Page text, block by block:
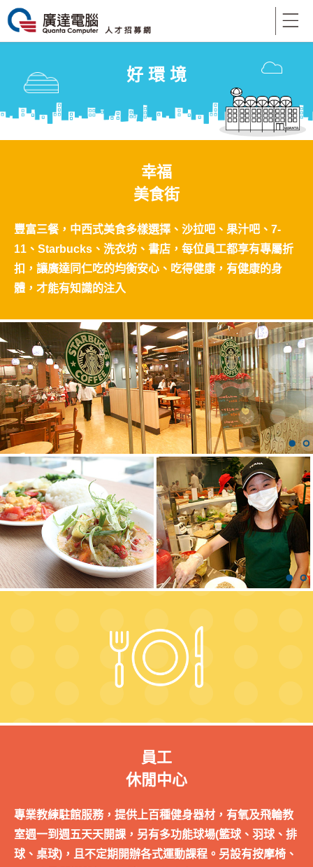
好 環 境
幸福
美食街
豐富三餐，中西式美食多樣選擇、沙拉吧、果汁吧、7-
11、Starbucks、洗衣坊、書店，每位員工都享有專屬折
扣，讓廣達同仁吃的均衡安心、吃得健康，有健康的身
體，才能有知識的注入
員工
休閒中心
專業教練駐館服務，提供上百種健身器材，有氧及飛輪教
室週一到週五天天開課，另有多功能球場(籃球、羽球、排
球、桌球)，且不定期開辦各式運動課程。另設有按摩椅、